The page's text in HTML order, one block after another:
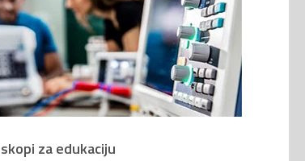
za edukaciju